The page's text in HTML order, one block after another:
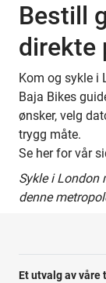
Bestill
direkte
Kom og sykle i
Baja Bikes
ønsker, velg
trygg måte.
Se her for vår
Sykle i London
denne
Et utvalg av våre